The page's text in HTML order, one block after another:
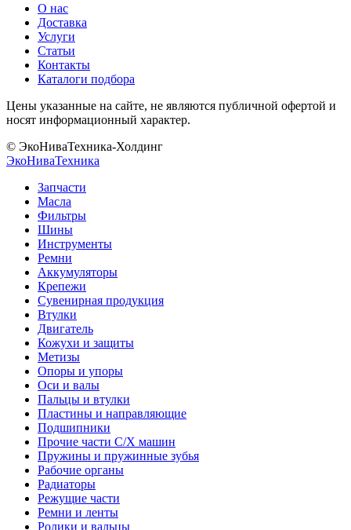
О нас
Доставка
Услуги
Статьи
Контакты
Каталоги подбора
Цены указанные на сайте, не являются публичной офертой и
носят информационный характер.
© ЭкоНиваТехника-Холдинг
ЭкоНиваТехника
Запчасти
Масла
Фильтры
Шины
Инструменты
Ремни
Аккумуляторы
Крепежи
Сувенирная продукция
Втулки
Двигатель
Кожухи и защиты
Метизы
Опоры и упоры
Оси и валы
Пальцы и втулки
Пластины и направляющие
Подшипники
Прочие части С/Х машин
Пружины и пружинные зубья
Рабочие органы
Радиаторы
Режущие части
Ремни и ленты
Ролики и вальцы